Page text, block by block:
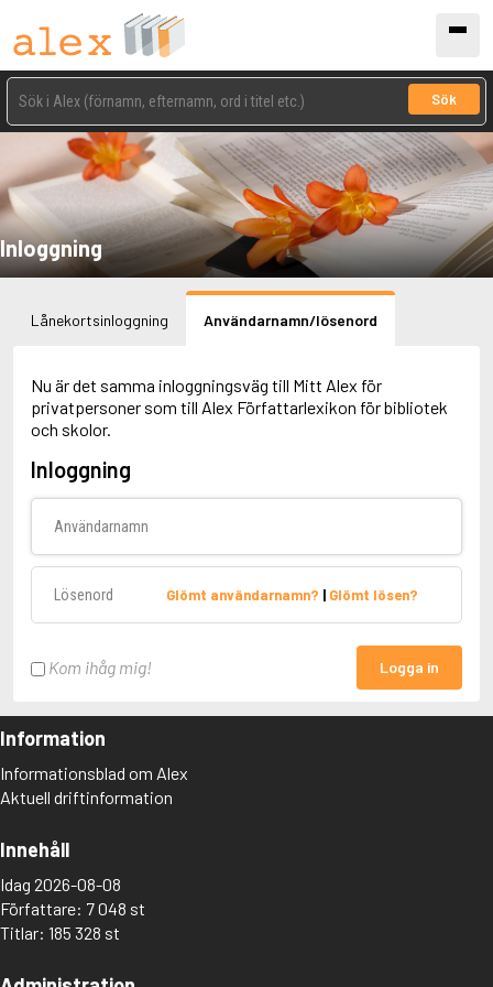
Sök
Inloggning
Lånekortsinloggning Användarnamn/lösenord
Nu är det samma inloggningsväg till Mitt Alex för
privatpersoner som till Alex Författarlexikon för bibliotek
och skolor.
Inloggning
Glömt användarnamn? | Glömt lösen?
Kom ihåg mig! Logga in
Information
Informationsblad om Alex
Aktuell driftinformation
Innehåll
Idag 2026-08-08
Författare: 7 048 st
Titlar: 185 328 st